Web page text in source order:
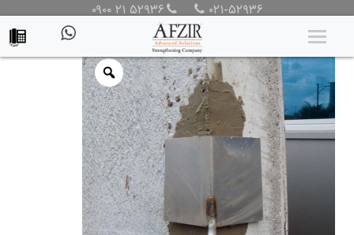
۰۲۱-۵۲۹۳۶ ۰۹۰۰ ۲۱ ۵۲۹۳۶ محصولات/محصولات/محصولات ترمیم بتن/ملات ترمیمی سازه ای
بتن/ ملات ترمیم کننده پلیمری بتن